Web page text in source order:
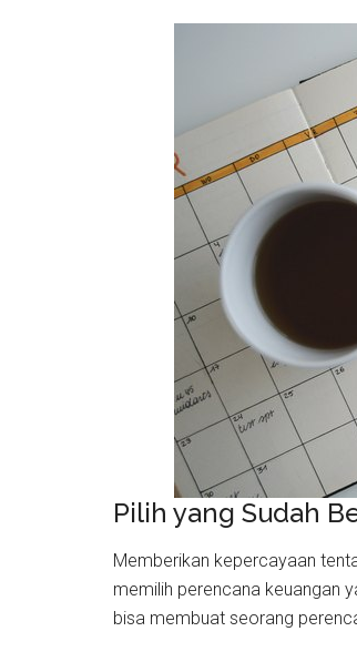
Pilih yang Sudah
Memberikan kepercayaan
memilih perencana keuangan
bisa membuat seorang